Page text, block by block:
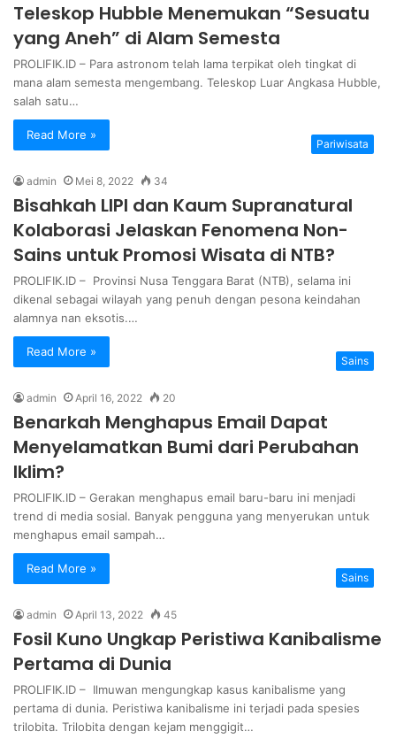
Teleskop Hubble Menemukan “Sesuatu
yang Aneh” di Alam Semesta
PROLIFIK.ID – Para astronom telah lama terpikat oleh tingkat di
mana alam semesta mengembang. Teleskop Luar Angkasa Hubble,
salah satu…
Read More »
Pariwisata
admin Mei 8, 2022 34
Bisahkah LIPI dan Kaum Supranatural
Kolaborasi Jelaskan Fenomena Non-
Sains untuk Promosi Wisata di NTB?
PROLIFIK.ID – Provinsi Nusa Tenggara Barat (NTB), selama ini
dikenal sebagai wilayah yang penuh dengan pesona keindahan
alamnya nan eksotis.…
Read More »
Sains
admin April 16, 2022 20
Benarkah Menghapus Email Dapat
Menyelamatkan Bumi dari Perubahan
Iklim?
PROLIFIK.ID – Gerakan menghapus email baru-baru ini menjadi
trend di media sosial. Banyak pengguna yang menyerukan untuk
menghapus email sampah…
Read More »
Sains
admin April 13, 2022 45
Fosil Kuno Ungkap Peristiwa Kanibalisme
Pertama di Dunia
PROLIFIK.ID – Ilmuwan mengungkap kasus kanibalisme yang
pertama di dunia. Peristiwa kanibalisme ini terjadi pada spesies
trilobita. Trilobita dengan kejam menggigit…